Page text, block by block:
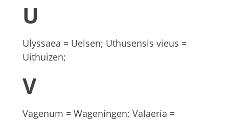
U
Ulyssaea = Uelsen; Uthusensis vieus =
Uithuizen;
V
Vagenum = Wageningen; Valaeria =